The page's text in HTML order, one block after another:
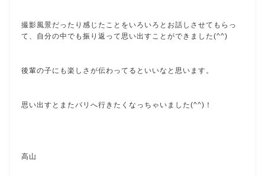
撮影風景だったり感じたことをいろいろとお話しさせてもらっ
て、自分の中でも振り返って思い出すことができました(^^)
後輩の子にも楽しさが伝わってるといいなと思います。
思い出すとまたパリへ行きたくなっちゃいました(^^)！
高山